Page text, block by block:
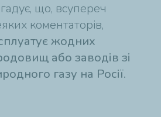
що, всупереч
коментаторів,
жодних
або заводів зі
газу на Росії.